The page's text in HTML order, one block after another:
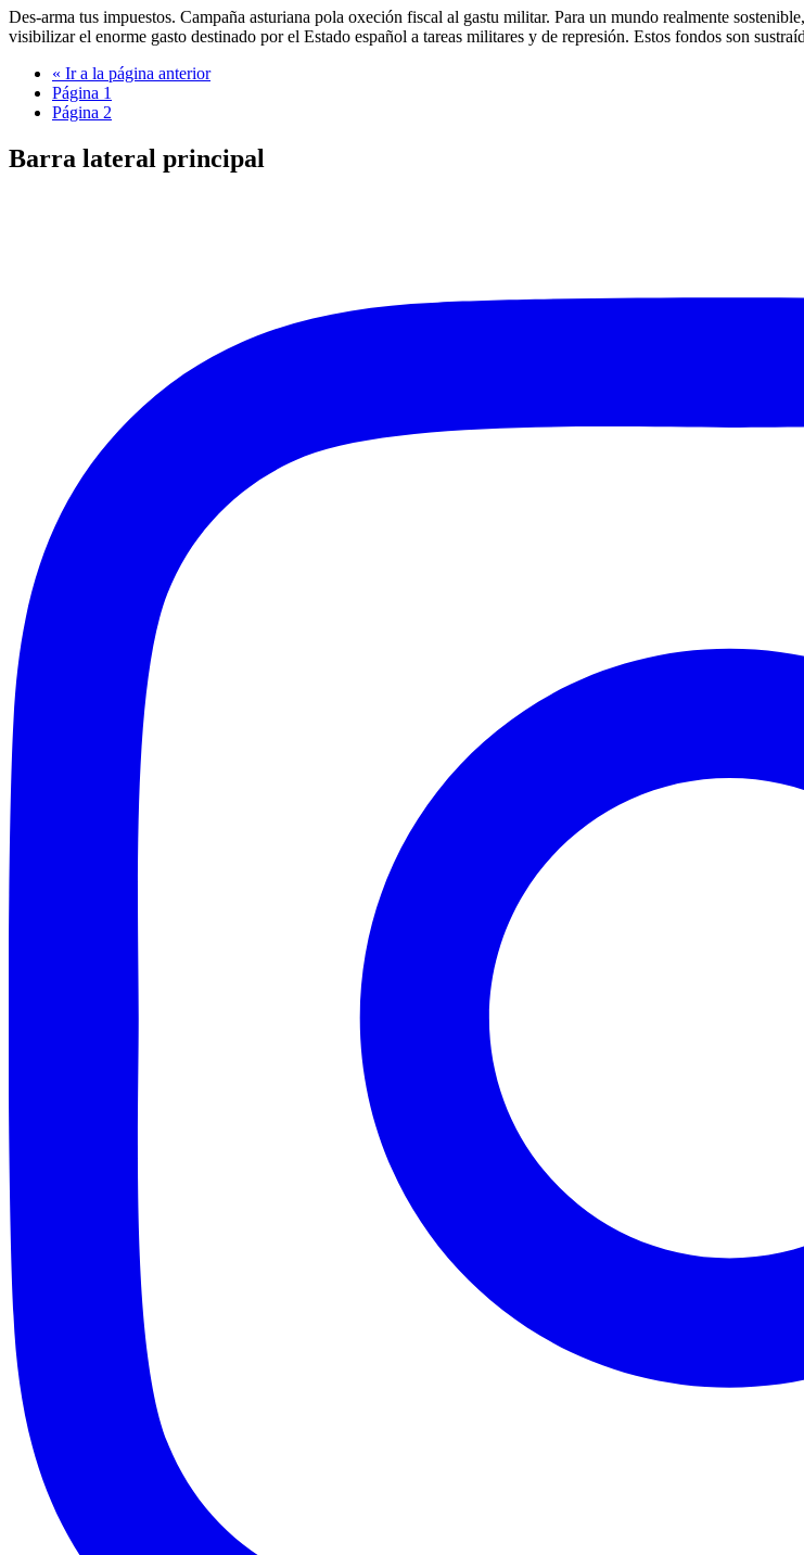
Des-arma tus impuestos. Campaña asturiana pola oxeción fiscal al gastu militar. Para un mundo realmente
visibilizar el enorme gasto destinado por el Estado español a tareas militares y de represión. Estos fondos son
« Ir a la página anterior
Página 1
Página 2
Barra lateral principal